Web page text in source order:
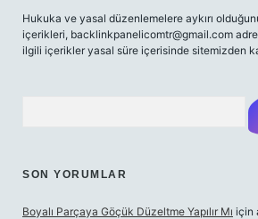
Hukuka ve yasal düzenlemelere aykırı
içerikleri, backlinkpanelicomtr@gmail.com
ilgili içerikler yasal süre içerisinde sitemizden
SON YORUMLAR
Boyalı Parçaya Göçük Düzeltme Yapılır Mı için